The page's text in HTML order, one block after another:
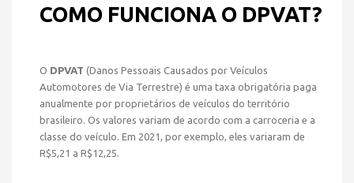
COMO FUNCIONA O DPVAT?
O DPVAT (Danos Pessoais Causados por Veículos
Automotores de Via Terrestre) é uma taxa obrigatória paga
anualmente por proprietários de veículos do território
brasileiro. Os valores variam de acordo com a carroceria e a
classe do veículo. Em 2021, por exemplo, eles variaram de
R$5,21 a R$12,25.